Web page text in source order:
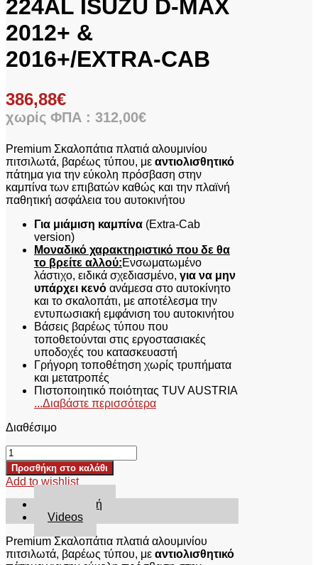
224AL ISUZU D-MAX
2012+ &
2016+/EXTRA-CAB
386,88€
χωρίς ΦΠΑ : 312,00€
Premium Σκαλοπάτια πλατιά αλουμινίου
πιτσιλωτά, βαρέως τύπου, με αντιολισθητικό
πάτημα για την εύκολη πρόσβαση στην
καμπίνα των επιβατών καθώς και την πλαϊνή
παθητική ασφάλεια του αυτοκινήτου
Για μιάμιση καμπίνα (Extra-Cab
version)
Μοναδικό χαρακτηριστικό που δε θα
το βρείτε αλλού:Ενσωματωμένο
λάστιχο, ειδικά σχεδιασμένο, για να μην
υπάρχει κενό ανάμεσα στο αυτοκίνητο
και το σκαλοπάτι, με αποτέλεσμα την
εντυπωσιακή εμφάνιση του αυτοκινήτου
Βάσεις βαρέως τύπου που
τοποθετούνται στις εργοστασιακές
υποδοχές του κατασκευαστή
Γρήγορη τοποθέτηση χωρίς τρυπήματα
και μετατροπές
Πιστοποιητικό ποιότητας TUV AUSTRIA
...Διαβάστε περισσότερα
Διαθέσιμο
ΣΚΑΛΟΠΑΤΙΑ
SKA
224AL
ISUZU
D-
MAX
2012+
&
2016+/EXTRA-
Προσθήκη στο καλάθι
Add to wishlist
Περιγραφή
Videos
Premium Σκαλοπάτια πλατιά αλουμινίου
πιτσιλωτά, βαρέως τύπου, με αντιολισθητικό